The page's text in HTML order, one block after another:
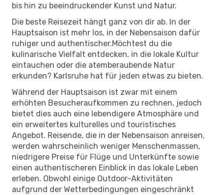
bis hin zu beeindruckender Kunst und Natur.
Die beste Reisezeit hängt ganz von dir ab. In der
Hauptsaison ist mehr los, in der Nebensaison dafür
ruhiger und authentischer.Möchtest du die
kulinarische Vielfalt entdecken, in die lokale Kultur
eintauchen oder die atemberaubende Natur
erkunden? Karlsruhe hat für jeden etwas zu bieten.
Während der Hauptsaison ist zwar mit einem
erhöhten Besucheraufkommen zu rechnen, jedoch
bietet dies auch eine lebendigere Atmosphäre und
ein erweitertes kulturelles und touristisches
Angebot. Reisende, die in der Nebensaison anreisen,
werden wahrscheinlich weniger Menschenmassen,
niedrigere Preise für Flüge und Unterkünfte sowie
einen authentischeren Einblick in das lokale Leben
erleben. Obwohl einige Outdoor-Aktivitäten
aufgrund der Wetterbedingungen eingeschränkt